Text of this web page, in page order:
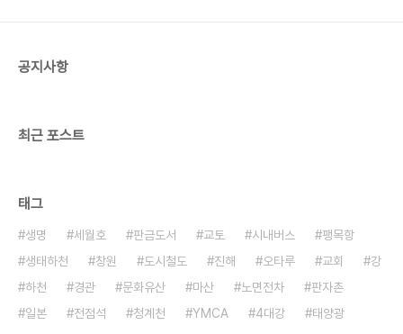
공지사항
최근 포스트
태그
생명 세월호 판금도서 교토 시내버스
팽목항
생태하천
창원 도시철도 진해 오타루 교회
강
하천
경관 문화유산 마산 노면전차
판자촌
일본
전점석 청계천 YMCA 4대강
태양광